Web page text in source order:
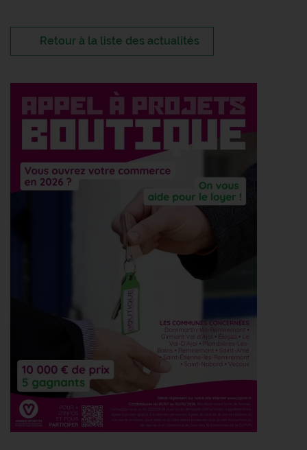
Retour à la liste des actualités